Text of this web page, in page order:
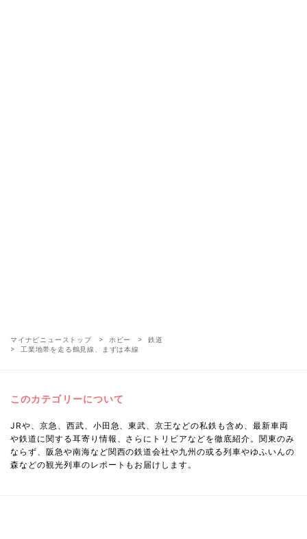
マイナビニューストップ ホビー
鉄道
工業地帯を走る鶴見線、まずは本線
このカテゴリーについて
JRや、京急、西武、小田急、東武、京王などの私鉄も含め、最新車両
や鉄道に関する耳寄り情報、さらにトリビアなどを徹底紹介。関東のみ
ならず、阪急や南海など関西の鉄道会社や九州の或る列車やゆふいんの
森などの観光列車のレポートもお届けします。